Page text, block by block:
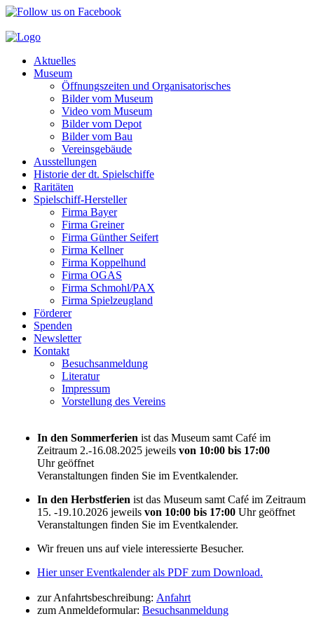
Aktuelles
Museum
Öffnungszeiten und Organisatorisches
Bilder vom Museum
Video vom Museum
Bilder vom Depot
Bilder vom Bau
Vereinsgebäude
Ausstellungen
Historie der dt. Spielschiffe
Raritäten
Spielschiff-Hersteller
Firma Bayer
Firma Greiner
Firma Günther Seifert
Firma Kellner
Firma Koppelhund
Firma OGAS
Firma Schmohl/PAX
Firma Spielzeugland
Förderer
Spenden
Newsletter
Kontakt
Besuchsanmeldung
Literatur
Impressum
Vorstellung des Vereins
In den Sommerferien ist das Museum samt Café im
Zeitraum 2.-16.08.2025 jeweils von 10:00 bis 17:00
Uhr geöffnet
Veranstaltungen finden Sie im Eventkalender.
In den Herbstferien ist das Museum samt Café im Zeitraum
15. -19.10.2026 jeweils von 10:00 bis 17:00 Uhr geöffnet
Veranstaltungen finden Sie im Eventkalender.
Wir freuen uns auf viele interessierte Besucher.
Hier unser Eventkalender als PDF zum Download.
zur Anfahrtsbeschreibung: Anfahrt
zum Anmeldeformular: Besuchsanmeldung